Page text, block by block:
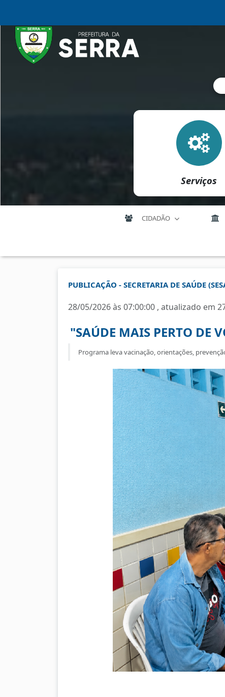
Serviços
CIDADÃO
PUBLICAÇÃO - SECRETARIA DE SAÚDE
28/05/2026 às 07:00:00 , atualizado em
"SAÚDE MAIS PERTO DE
Programa leva vacinação, orientações,